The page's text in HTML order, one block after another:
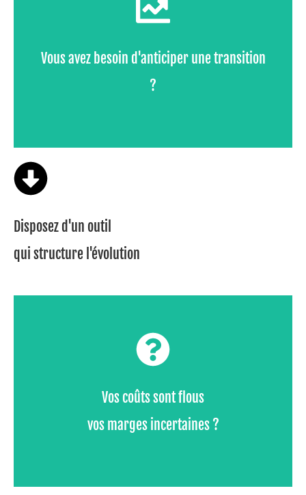
Vous avez besoin d'anticiper une transition
?
- Besoin de fiabiliser les fonctionnements,
- Préparer l’avenir sans perdre en agilité
Disposez d'un outil
qui structure l'évolution
Vos coûts sont flous
vos marges incertaines ?
- Marges difficiles à calculer,
- Facturation peu fiable,